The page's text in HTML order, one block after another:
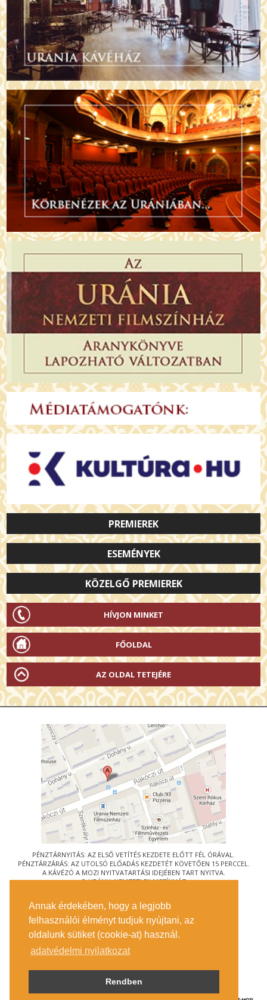
Annak érdekében, hogy a legjobb
felhasználói élményt tudjuk nyújtani, az
oldalunk sütiket (cookie-at) használ.
adatvédelmi nyilatkozat
Rendben
PREMIEREK
ESEMÉNYEK
KÖZELGŐ PREMIEREK
HÍVJON MINKET
FŐOLDAL
AZ OLDAL TETEJÉRE
PÉNZTÁRNYITÁS: AZ ELSŐ VETÍTÉS KEZDETE ELŐTT FÉL ÓRÁVAL.
PÉNZTÁRZÁRÁS: AZ UTOLSÓ ELŐADÁS KEZDETÉT KÖVETŐEN 15 PERCCEL.
A KÁVÉZÓ A MOZI NYITVATARTÁSI IDEJÉBEN TART NYITVA.
© URÁNIA NEMZETI FILMSZÍNHÁZ
1088 BUDAPEST, RÁKÓCZI ÚT 21.
MEGKÖZELÍTÉS
JEGYINFORMÁCIÓ
ÍRJON NEKÜNK!
KÖZÉRDEKŰ ADATOK